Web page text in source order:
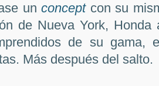
unconceptcon su
de Nueva York, Honda
de su gama,
Más después del salto.